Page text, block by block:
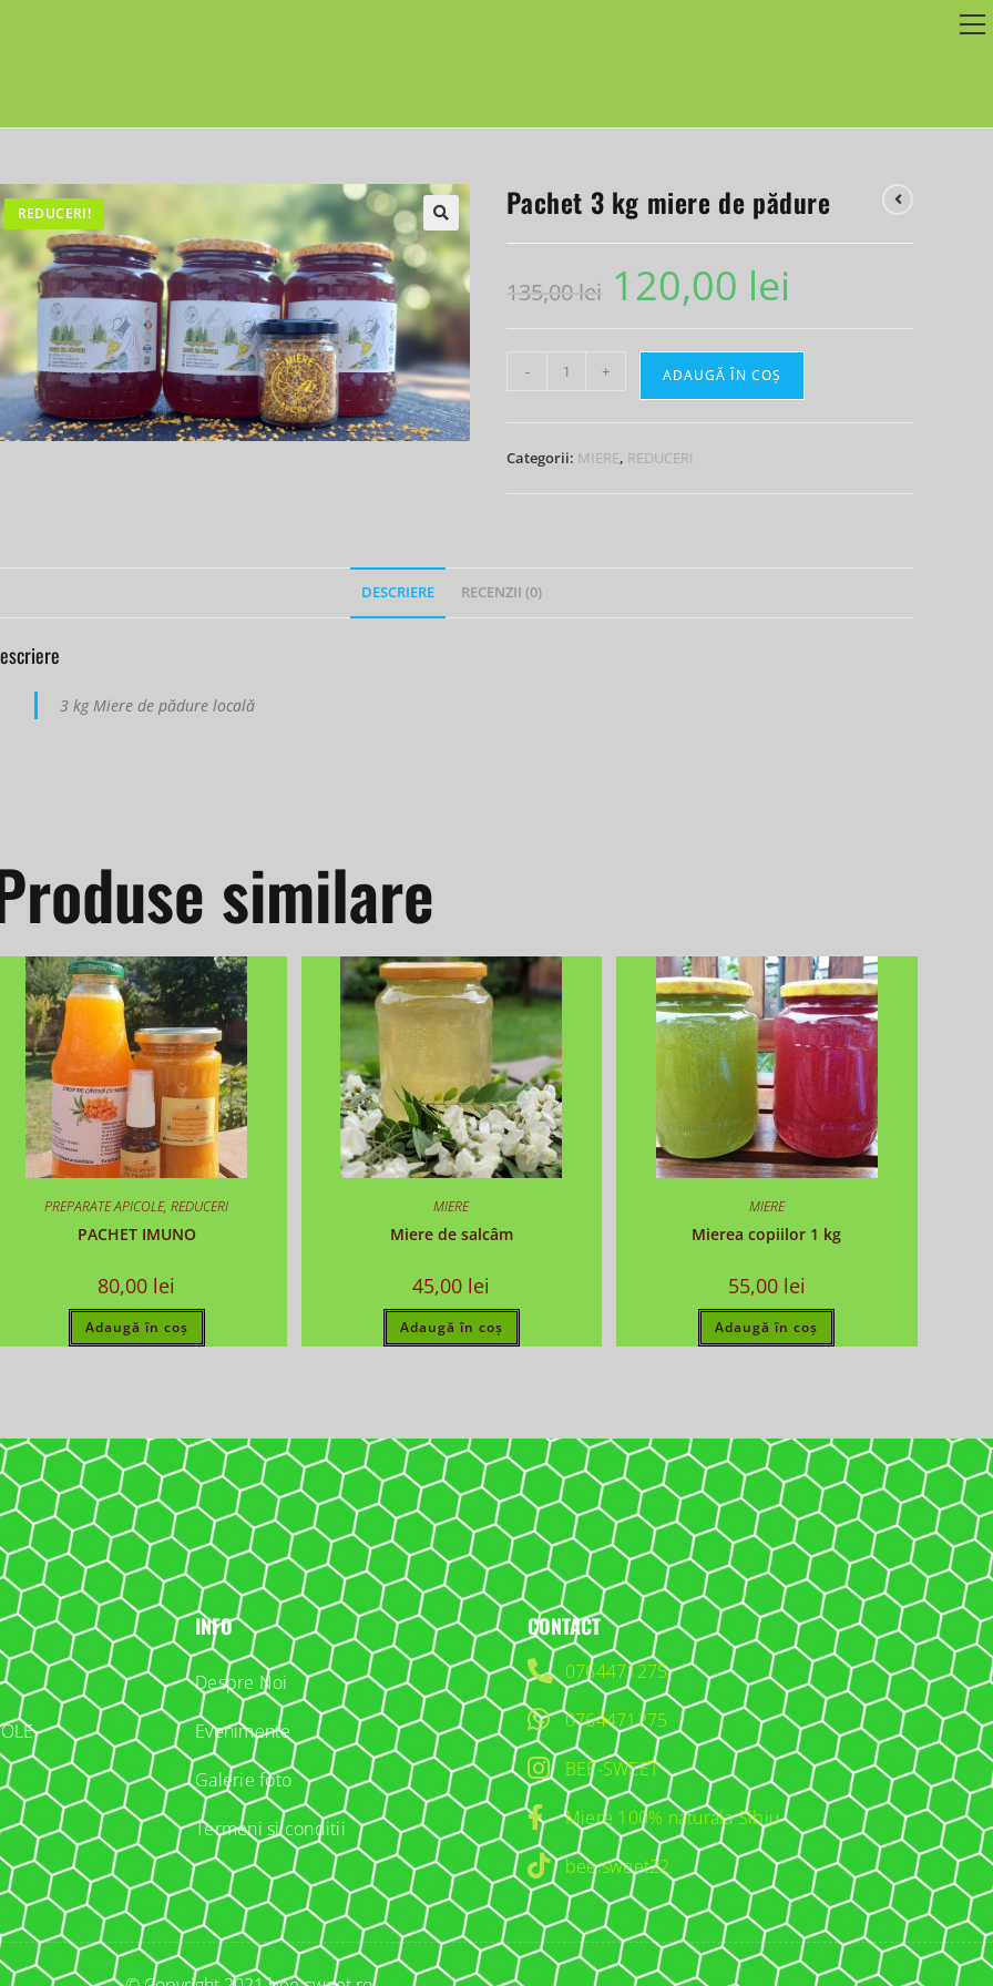
REDUCERI! Pachet 3 kg miere de pădure
135,00 lei 120,00 lei
- + ADAUGĂ ÎN COȘ
Categorii: MIERE, REDUCERI
DESCRIERE RECENZII (0)
3 kg Miere de pădure locală
similare
PREPARATE APICOLE,REDUCERI
PACHET IMUNO
80,00 lei
Adaugă în coș
MIERE
Miere de salcâm
45,00 lei
Adaugă în coș
MIERE
Mierea copiilor 1 kg
55,00 lei
Adaugă în coș
INFO
Despre Noi
Evenimente
Galerie foto
Termeni si conditii
CONTACT
0764471275
0764471275
BEE-SWEET
Miere 100% naturala Sibiu
bee.sweet22